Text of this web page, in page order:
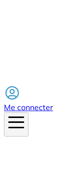
Me connecter